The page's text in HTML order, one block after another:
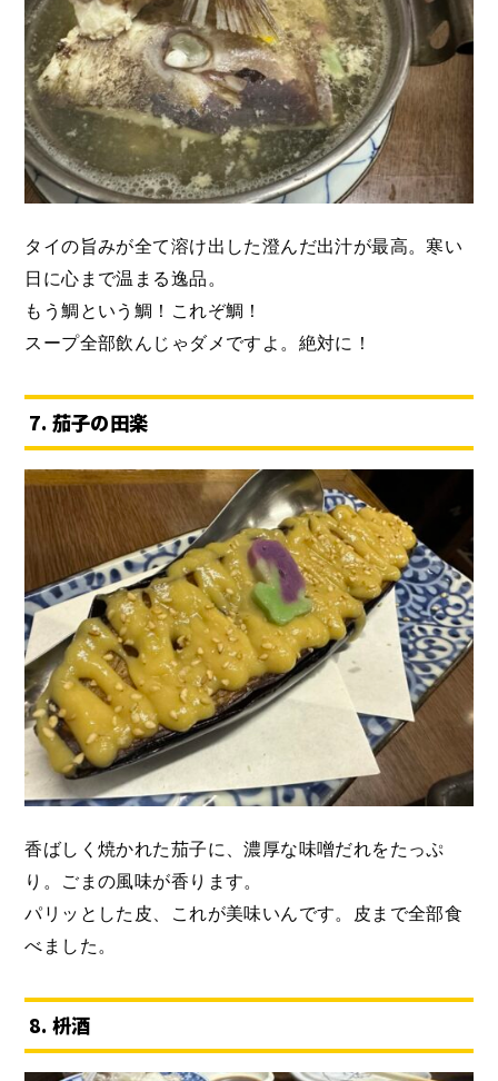
タイの旨みが全て溶け出した澄んだ出汁が最高。寒い
日に心まで温まる逸品。
もう鯛という鯛！これぞ鯛！
スープ全部飲んじゃダメですよ。絶対に！
7. 茄子の田楽
香ばしく焼かれた茄子に、濃厚な味噌だれをたっぷ
り。ごまの風味が香ります。
パリッとした皮、これが美味いんです。皮まで全部食
べました。
8. 枡酒